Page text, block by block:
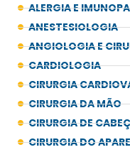
ALERGIA E
ANESTESIOLOGIA
ANGIOLOGIA E
CARDIOLOGIA
CIRURGIA
CIRURGIA DA MÃO
CIRURGIA DE
CIRURGIA DO